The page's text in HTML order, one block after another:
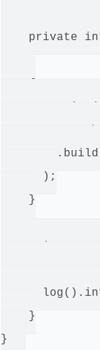
private
      );
    }
private
    }